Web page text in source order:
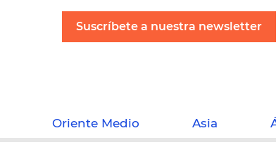
Suscríbete a nuestra newsletter
Oriente Medio Asia